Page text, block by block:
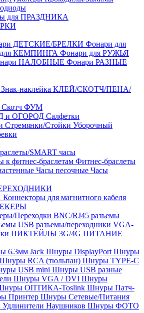
для ПРАЗДНИКА
ДЕТСКИЕ/БРЕЛКИ Фонари для
КЕМПИНГА Фонари для РУЖЬЯ
НАЛОБНЫЕ Фонари РАЗНЫЕ
Знак-наклейка КЛЕЙ/СКОТЧ/ПЕНА/
Скотч ФУМ
и ОГОРОД Салфетки
Стремянки/Стойки Уборочный
SMART часы
к фитнес-браслетам Фитнес-браслеты
Часы песочные Часы
Коннекторы для магнитного кабеля
Переходки BNC/RJ45 разъемы
USB разъемы/переходники VGA-
ПИКТЕЙЛЫ 3G/4G ПИТАНИЕ
6.3мм Jack Шнуры DisplayPort Шнуры
Шнуры RCA (тюльпан) Шнуры TYPE-C
USB mini Шнуры USB разные
Шнуры VGA / DVI Шнуры
ОПТИКА-Toslink Шнуры Патч-
Принтер Шнуры Сетевые/Питания
Наушников Шнуры ФОТО